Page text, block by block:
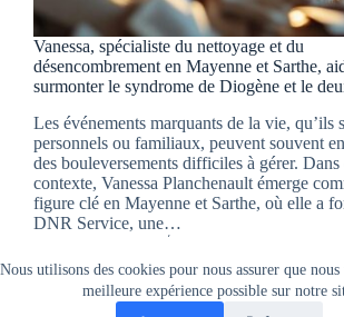
Nous utilisons des cookies pour nous assurer que
meilleure expérience possible sur notre
Vanessa, spécialiste du nettoyage et du
désencombrement en Mayenne et Sarthe,
surmonter le syndrome de Diogène et le
Les événements marquants de la vie, qu’ils
personnels ou familiaux, peuvent souvent
des bouleversements difficiles à gérer. Dans
contexte, Vanessa Planchenault émerge
figure clé en Mayenne et Sarthe, où elle a
DNR Service, une…